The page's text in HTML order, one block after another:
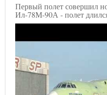
Первый полет совершил
Ил-78М-90А - полет